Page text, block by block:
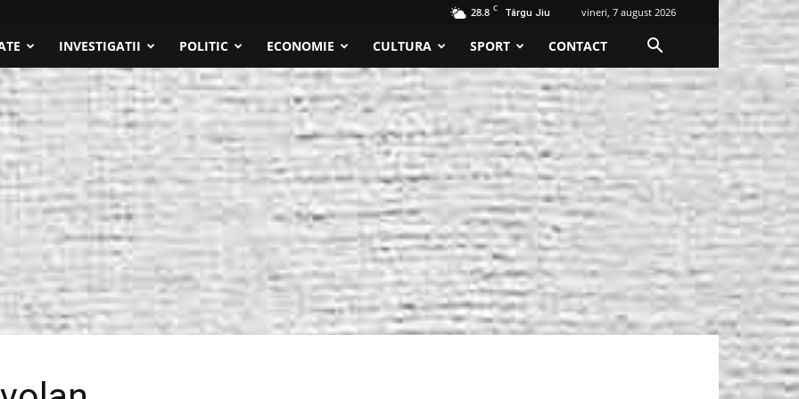
28.8 C Târgu Jiu vineri, 7 august 2026
INVESTIGATII POLITIC ECONOMIE CULTURA SPORT CONTACT